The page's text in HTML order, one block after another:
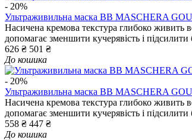
- 20%
Ультраживильна маска BB MASCHERA
Насичена кремова текстура глибоко живить
допомагає зменшити кучерявість і
626 ₴ 501 ₴
До кошика
- 20%
Ультраживильна маска BB MASCHERA
Насичена кремова текстура глибоко живить
допомагає зменшити кучерявість і
558 ₴ 447 ₴
До кошика